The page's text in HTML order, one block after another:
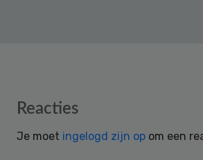
Reader
Reacties
Je moet ingelogd zijn op om een